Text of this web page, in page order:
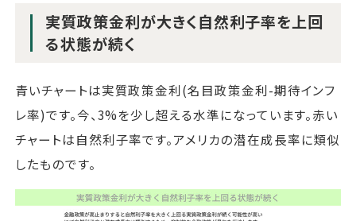
実質政策金利が大きく自然利子率を上回
る状態が続く
青いチャートは実質政策金利(名目政策金利-期待インフ
レ率)です。今、3%を少し超える水準になっています。赤い
チャートは自然利子率です。アメリカの潜在成長率に類似
したものです。